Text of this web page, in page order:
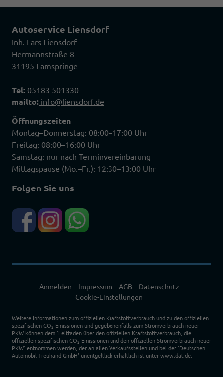
Autoservice Liensdorf
Inh. Lars Liensdorf
Hermannstraße 8
31195 Lamspringe
Tel: 05183 501330
mailto: info@liensdorf.de
Öffnungszeiten
Montag–Donnerstag: 08:00–17:00 Uhr
Freitag: 08:00–16:00 Uhr
Samstag: nur nach Terminvereinbarung
Mittagspause (Mo.–Fr.): 12:30–13:00 Uhr
Folgen Sie uns
Anmelden Impressum AGB
Datenschutz
Cookie-Einstellungen
Weitere Informationen zum offiziellen Kraftstoffverbrauch und zu den offiziellen
spezifischen CO2-Emissionen und gegebenenfalls zum Stromverbrauch neuer
PKW können dem 'Leitfaden über den offiziellen Kraftstoffverbrauch, die
offiziellen spezifischen CO2-Emissionen und den offiziellen Stromverbrauch neuer
PKW' entnommen werden, der an allen Verkaufsstellen und bei der 'Deutschen
Automobil Treuhand GmbH' unentgeltlich erhältlich ist unter www.dat.de.